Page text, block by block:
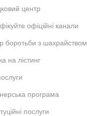
центр
офіційні канали
боротьби з шахрайством
на лістинг
програма
послуги